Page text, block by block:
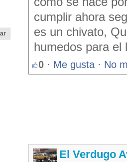
cumplir ahora
es un chivato,
humedos para el
0 · Me gusta · No
El Verdugo